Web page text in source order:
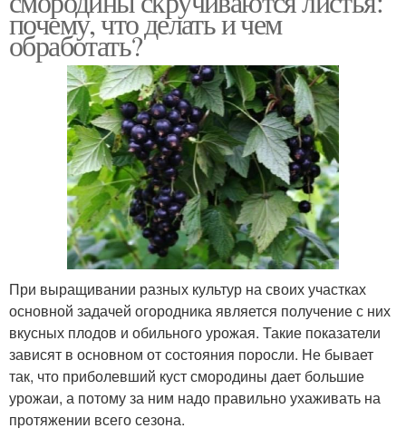
почему, что делать и чем
обработать?
При выращивании разных культур на своих участках
основной задачей огородника является получение с них
вкусных плодов и обильного урожая. Такие показатели
зависят в основном от состояния поросли. Не бывает
так, что приболевший куст смородины дает большие
урожаи, а потому за ним надо правильно ухаживать на
протяжении всего сезона.